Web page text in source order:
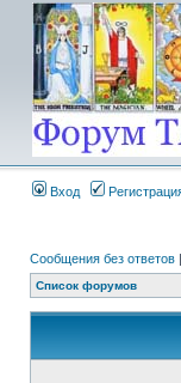
Вход
Сообщения без ответов |
Список форумов